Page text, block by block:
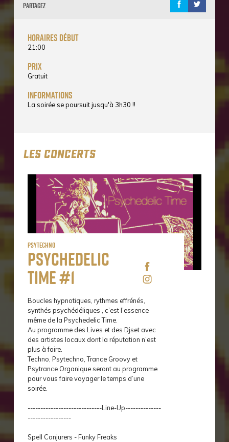
Partagez
horaires début
21:00
prix
Gratuit
informations
La soirée se poursuit jusqu'à 3h30 !!
LES CONCERTS
Psytechno
Psychedelic
Time #1
Boucles hypnotiques, rythmes effrénés,
synthés psychédéliques , c’est l’essence
même de la Psychedelic Time.
Au programme des Lives et des Djset avec
des artistes locaux dont la réputation n’est
plus à faire.
Techno, Psytechno, Trance Groovy et
Psytrance Organique seront au programme
pour vous faire voyager le temps d’une
soirée.
-----------------------------Line-Up--------------
-----------------
Spell Conjurers - Funky Freaks